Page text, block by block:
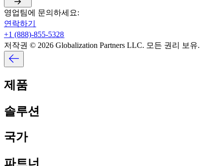
영업팀에 문의하세요:​​
연락하기​​
+1 (888)-855-5328​​
저작권 © 2026 Globalization Partners LLC. 모든 권리 보유.​​
제품​​
솔루션​​
국가​​
파트너​​